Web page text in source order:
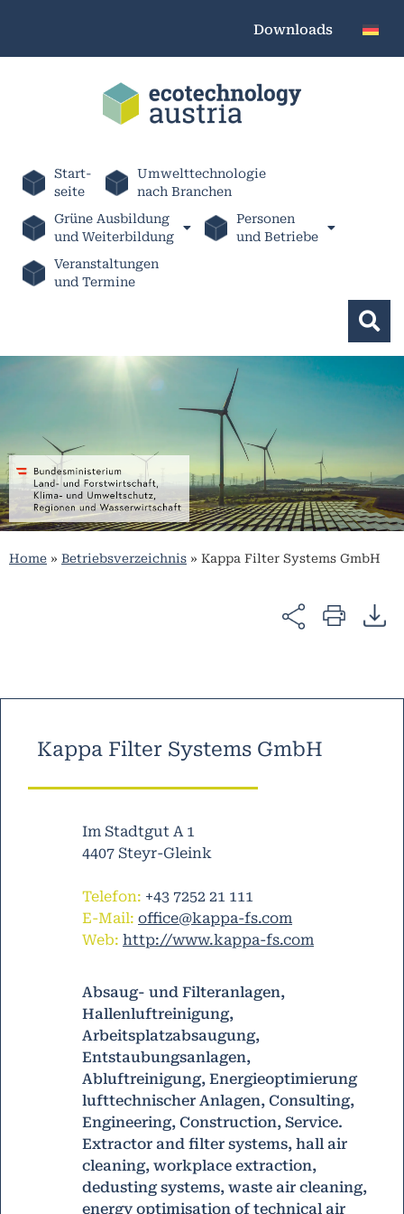
Downloads
Start-
seite
Umwelttechnologie
nach Branchen
Grüne Ausbildung
und Weiterbildung
Personen
und Betriebe
Veranstaltungen
und Termine
Home » Betriebsverzeichnis » Kappa Filter Systems GmbH
Kappa Filter Systems GmbH
Im Stadtgut A 1
4407 Steyr-Gleink
Telefon: +43 7252 21 111
E-Mail: office@kappa-fs.com
Web: http://www.kappa-fs.com
Absaug- und Filteranlagen,
Hallenluftreinigung,
Arbeitsplatzabsaugung,
Entstaubungsanlagen,
Abluftreinigung, Energieoptimierung
lufttechnischer Anlagen, Consulting,
Engineering, Construction, Service.
Extractor and filter systems, hall air
cleaning, workplace extraction,
dedusting systems, waste air cleaning,
energy optimisation of technical air